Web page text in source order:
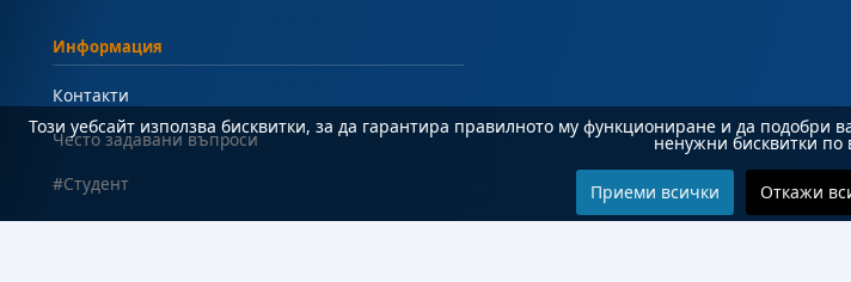
Информация
Контакти
Често задавани въпроси
#Студент
Карта на сайта
Този уебсайт използва бисквитки, за да гарантира правилното му функциониране и да
ненужни бисквитки по
Приеми всички Откажи